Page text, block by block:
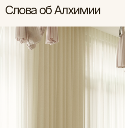
Слова об Алхимии